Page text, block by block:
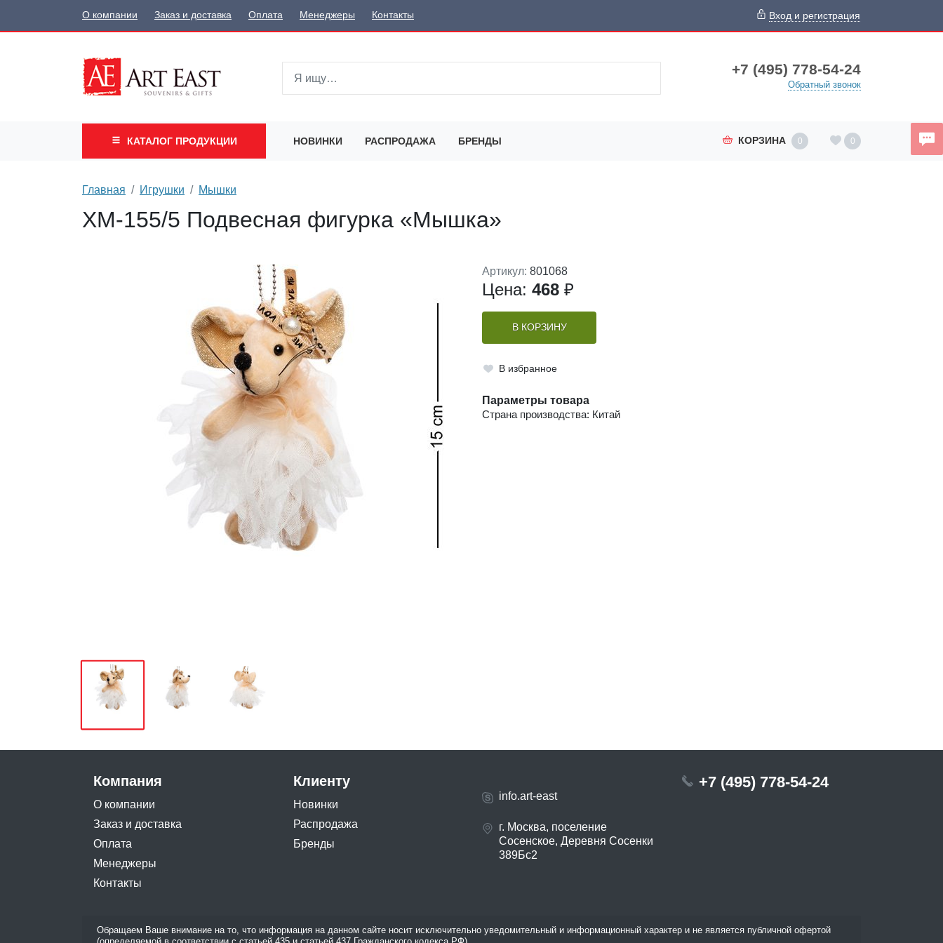
О компании Заказ и доставка Оплата Менеджеры Контакты Вход и регистрация
+7 (495) 778-54-24
Обратный звонок
КАТАЛОГ ПРОДУКЦИИ НОВИНКИ РАСПРОДАЖА БРЕНДЫ КОРЗИНА 0 0
Главная Игрушки Мышки
XM-155/5 Подвесная фигурка «Мышка»
Артикул: 801068
Цена: 468 ₽
В КОРЗИНУ
В избранное
Параметры товара
Страна производства: Китай
Компания
О компании
Заказ и доставка
Оплата
Менеджеры
Контакты
Клиенту
Новинки
Распродажа
Бренды
info.art-east
г. Москва, поселение
Сосенское, Деревня Сосенки
389Бс2
+7 (495) 778-54-24
Обращаем Ваше внимание на то, что информация на данном сайте носит исключительно уведомительный и информационный характер и не является публичной офертой